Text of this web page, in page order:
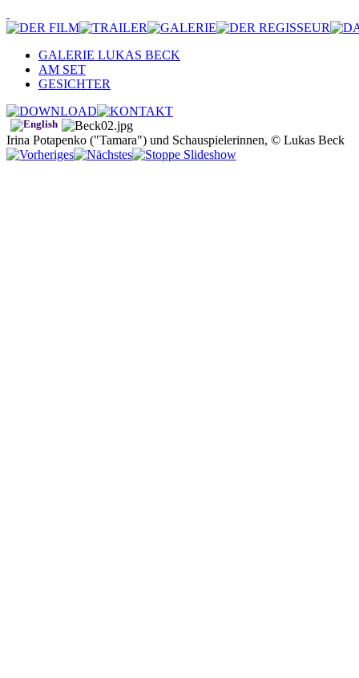
GALERIE LUKAS BECK
AM SET
GESICHTER
Irina Potapenko ("Tamara") und Schauspielerinnen, © Lukas Beck